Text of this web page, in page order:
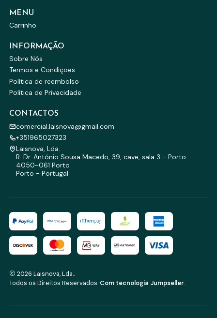
MENU
Carrinho
INFORMAÇÃO
Sobre Nós
Termos e Condições
Política de reembolso
Política de Privacidade
CONTACTOS
comercial.laisnova@gmail.com
+351965027323
Laisnova, Lda.
R. Dr. António Sousa Macedo, 39, cave, sala 3 - Porto
4050-061 Porto
Porto - Portugal
2026 Laisnova, Lda..
Todos os Direitos Reservados. Com tecnologia Jumpseller.